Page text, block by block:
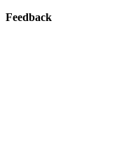
Feedback